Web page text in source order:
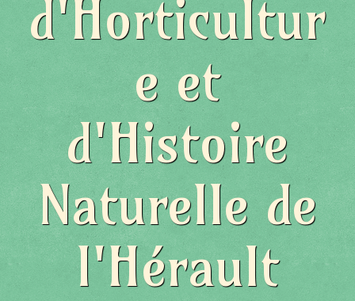
d'Horticultur
e et
d'Histoire
Naturelle de
l'Hérault